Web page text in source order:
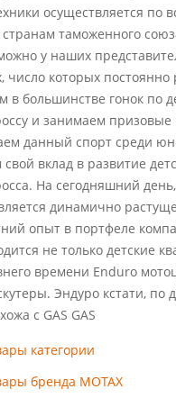
осуществляется по
странам таможенного
у наших
число которых
в большинстве гонок по
и занимаем призовые
данный спорт среди
вклад в развитие
На сегодняшний
динамично
опыт в портфеле
не только детские
времени Enduro
Эндуро кстати, по
с GAS GAS
категории
бренда MOTAX